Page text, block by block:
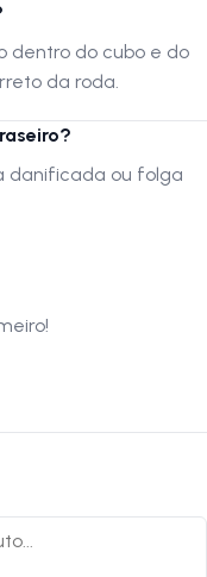
dentro do cubo e do
da roda.
danificada ou folga